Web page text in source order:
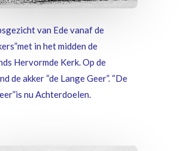
van Ede vanaf de
in het midden de
Hervormde Kerk. Op de
de akker “de Lange Geer”. “De
nu Achterdoelen.